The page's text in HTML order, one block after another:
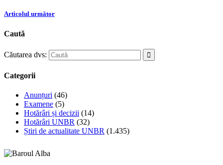
Articolul următor
Caută
Căutarea dvs:
Categorii
Anunțuri (46)
Examene (5)
Hotărâri și decizii (14)
Hotărâri UNBR (32)
Știri de actualitate UNBR (1.435)